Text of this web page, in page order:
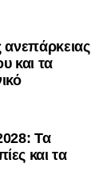
της εισβολής
από τις
Οι
Η κατοχή
στα
ανεπάρκειας
και τα
Τα
και τα